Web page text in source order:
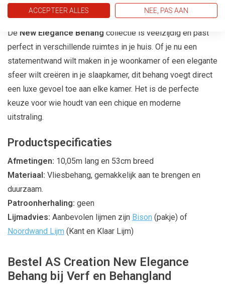
Voor Elke Ruimte
De New Elegance Behang collectie is veelzijdig en past
perfect in verschillende ruimtes in je huis. Of je nu een
statementwand wilt maken in je woonkamer of een elegante
sfeer wilt creëren in je slaapkamer, dit behang voegt direct
een luxe gevoel toe aan elke kamer. Het is de perfecte
keuze voor wie houdt van een chique en moderne
uitstraling.
Productspecificaties
Afmetingen: 10,05m lang en 53cm breed
Materiaal: Vliesbehang, gemakkelijk aan te brengen en
duurzaam.
Patroonherhaling: geen
Lijmadvies: Aanbevolen lijmen zijn Bison (pakje) of
Noordwand Lijm (Kant en Klaar Lijm)
Bestel AS Creation New Elegance
Behang bij Verf en Behangland
ACCEPTEER ALLES NEE, PAS AAN